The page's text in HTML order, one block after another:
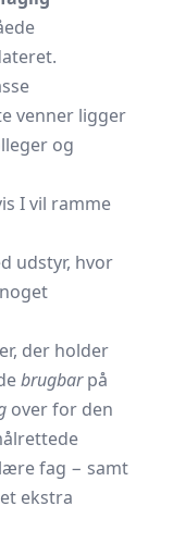
venner ligger
og
I vil ramme
udstyr, hvor
der holder
brugbarpå
over for den
fag − samt
ekstra